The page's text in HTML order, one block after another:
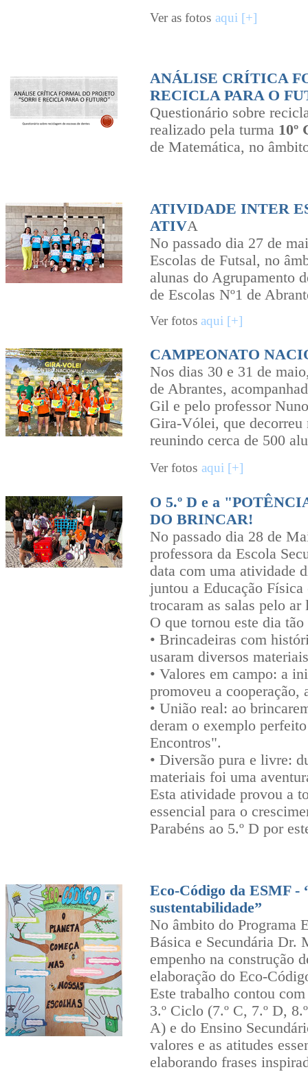
Ver as fotos aqui [+]
ANÁLISE CRÍTICA
RECICLA PARA O
Questionário sobre
realizado pela turma 10º
de Matemática, no
ATIVIDADE INTER
ATIVA
No passado dia 27 de
Escolas de Futsal, no
alunas do Agrupamento
de Escolas Nº1 de
Ver fotos aqui [+]
CAMPEONATO
Nos dias 30 e 31 de
de Abrantes,
Gil e pelo professor
Gira-Vólei, que
reunindo cerca de 500
Ver fotos aqui [+]
O 5.º D e a
DO BRINCAR!
No passado dia 28 de
professora da Escola
data com uma atividade
juntou a Educação
trocaram as salas pelo ar
O que tornou este dia tão
• Brincadeiras com
usaram diversos
• Valores em campo: a
promoveu a cooperação,
• União real: ao
deram o exemplo
Encontros".
• Diversão pura e livre:
materiais foi uma
Esta atividade provou a
essencial para o
Parabéns ao 5.º D por
Eco-Código da ESMF -
sustentabilidade”
No âmbito do Programa
Básica e Secundária Dr.
empenho na construção
elaboração do Eco-
Este trabalho contou
3.º Ciclo (7.º C, 7.º D,
A) e do Ensino
valores e as atitudes
elaborando frases